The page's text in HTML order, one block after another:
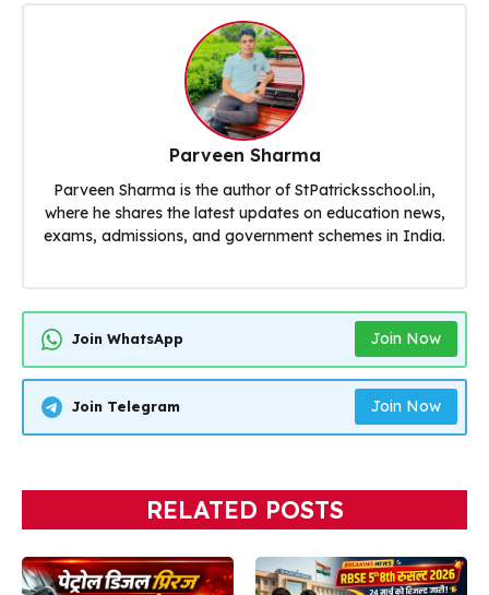
Parveen Sharma
Parveen Sharma is the author of StPatricksschool.in,
where he shares the latest updates on education news,
exams, admissions, and government schemes in India.
Join WhatsApp Join Now
Join Telegram Join Now
RELATED POSTS